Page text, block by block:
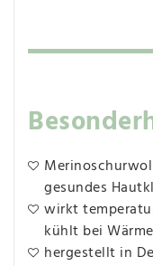
gesundes
wirkt
kühlt bei Wärme
hergestellt in